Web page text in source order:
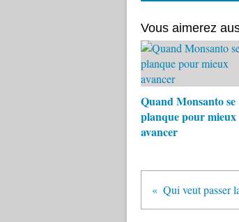
Vous aimerez
Quand Monsanto se
planque pour mieux
avancer
Qui veut passer